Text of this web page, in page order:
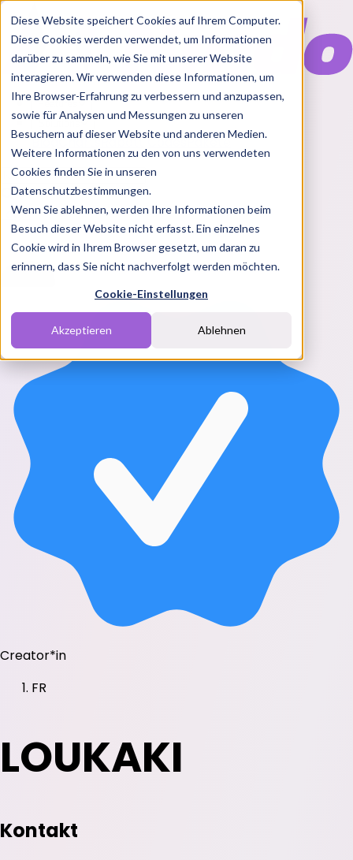
Diese Website speichert Cookies auf Ihrem Computer.
Diese Cookies werden verwendet, um Informationen
darüber zu sammeln, wie Sie mit unserer Website
interagieren. Wir verwenden diese Informationen, um
Ihre Browser-Erfahrung zu verbessern und anzupassen,
sowie für Analysen und Messungen zu unseren
Besuchern auf dieser Website und anderen Medien.
Weitere Informationen zu den von uns verwendeten
Cookies finden Sie in unseren
Datenschutzbestimmungen.
Wenn Sie ablehnen, werden Ihre Informationen beim
Besuch dieser Website nicht erfasst. Ein einzelnes
Cookie wird in Ihrem Browser gesetzt, um daran zu
erinnern, dass Sie nicht nachverfolgt werden möchten.
Cookie-Einstellungen
Akzeptieren Ablehnen
Features
Solutions
BlogChartsRabatt CodesPakete
Login
Creator*in
FR
LOUKAKI
Kontakt